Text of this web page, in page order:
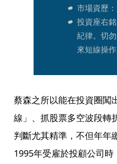
市場資歷
投資座右
紀律。切
來短線操作
蔡森之所以能在投資圈闖
線」、抓股票多空波段轉
判斷尤其精準，不但年年
1995年受雇於投顧公司時